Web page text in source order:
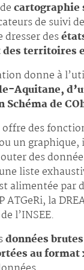
de suivi
des
territoires
donne à
Aquitane,
Schéma de
des
un
des
liste
alimentée par
la
l’INSEE.
données
au format